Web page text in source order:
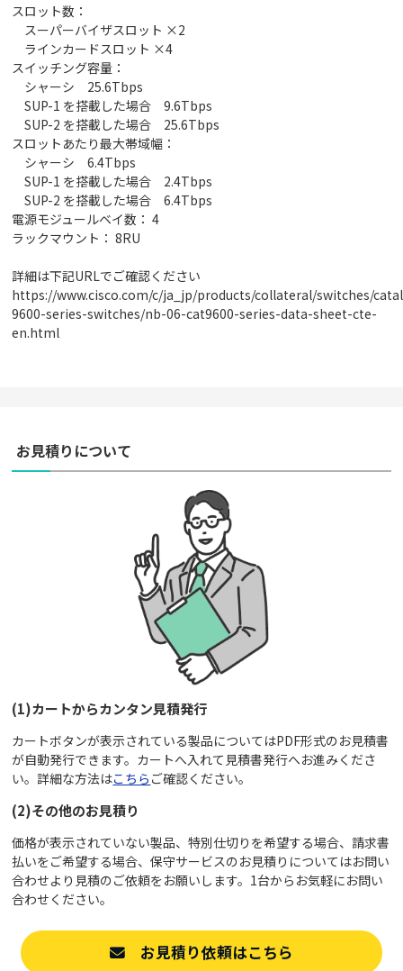
スロット数：
スーパーバイザスロット ×2
ラインカードスロット ×4
スイッチング容量：
シャーシ 25.6Tbps
SUP-1 を搭載した場合 9.6Tbps
SUP-2 を搭載した場合 25.6Tbps
スロットあたり最大帯域幅：
シャーシ 6.4Tbps
SUP-1 を搭載した場合 2.4Tbps
SUP-2 を搭載した場合 6.4Tbps
電源モジュールベイ数： 4
ラックマウント： 8RU
詳細は下記URLでご確認ください
https://www.cisco.com/c/ja_jp/products/collateral/switches/
9600-series-switches/nb-06-cat9600-series-data-sheet-cte-
en.html
お見積りについて
(1)カートからカンタン見積発行
カートボタンが表示されている製品についてはPDF形式のお見積書
が自動発行できます。カートへ入れて見積書発行へお進みくださ
い。詳細な方法はこちら ご確認ください。
(2)その他のお見積り
価格が表示されていない製品、特別仕切りを希望する場合、請求書
払いをご希望する場合、保守サービスのお見積りについてはお問い
合わせより見積のご依頼をお願いします。1台からお気軽にお問い
合わせください。
お見積り依頼はこちら